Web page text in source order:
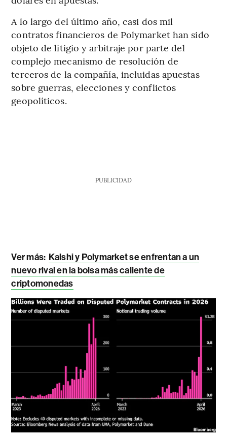
A lo largo del último año, casi dos mil
contratos financieros de Polymarket han sido
objeto de litigio y arbitraje por parte del
complejo mecanismo de resolución de
terceros de la compañía, incluidas apuestas
sobre guerras, elecciones y conflictos
geopolíticos.
PUBLICIDAD
Ver más: Kalshi y Polymarket se enfrentan a un
nuevo rival en la bolsa más caliente de
criptomonedas